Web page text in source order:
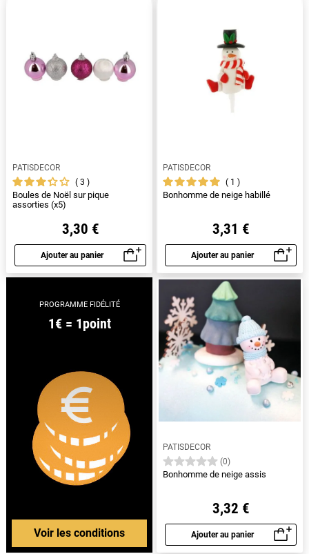
PATISDECOR
3
Boules de Noël sur pique
assorties (x5)
3,30 €
Ajouter au panier
Aperçu rapide
PATISDECOR
1
Bonhomme de neige habillé
3,31 €
Ajouter au panier
Aperçu rapide
PROGRAMME FIDÉLITÉ
1€ = 1point
Voir les conditions
PATISDECOR
(0)
Bonhomme de neige assis
3,32 €
Ajouter au panier
Aperçu rapide